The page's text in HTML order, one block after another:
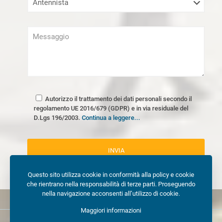
Autorizzo il trattamento dei dati personali secondo il
regolamento UE 2016/679 (GDPR) e in via residuale del
D.Lgs 196/2003. Continua a leggere...
Questo sito utilizza cookie in conformità alla policy e cookie
che rientrano nella responsabilità di terze parti. Proseguendo
nella navigazione acconsenti all’utilizzo di cookie.
Maggiori informazioni